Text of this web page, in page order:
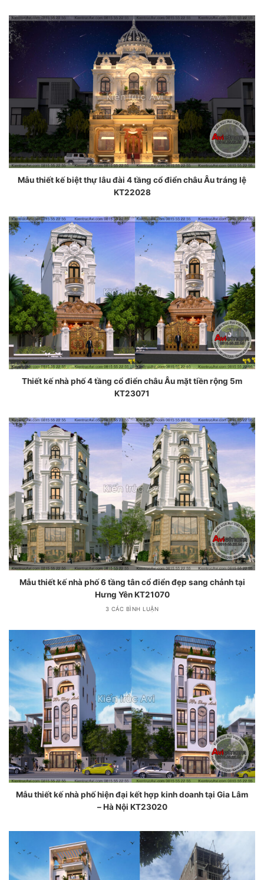
Mẫu thiết kế biệt thự lâu đài 4 tầng cổ điển châu Âu tráng lệ
KT22028
Thiết kế nhà phố 4 tầng cổ điển châu Âu mặt tiền rộng 5m
KT23071
Mẫu thiết kế nhà phố 6 tầng tân cổ điển đẹp sang chảnh tại
Hưng Yên KT21070
3 CÁC BÌNH LUẬN
Mẫu thiết kế nhà phố hiện đại kết hợp kinh doanh tại Gia Lâm
– Hà Nội KT23020